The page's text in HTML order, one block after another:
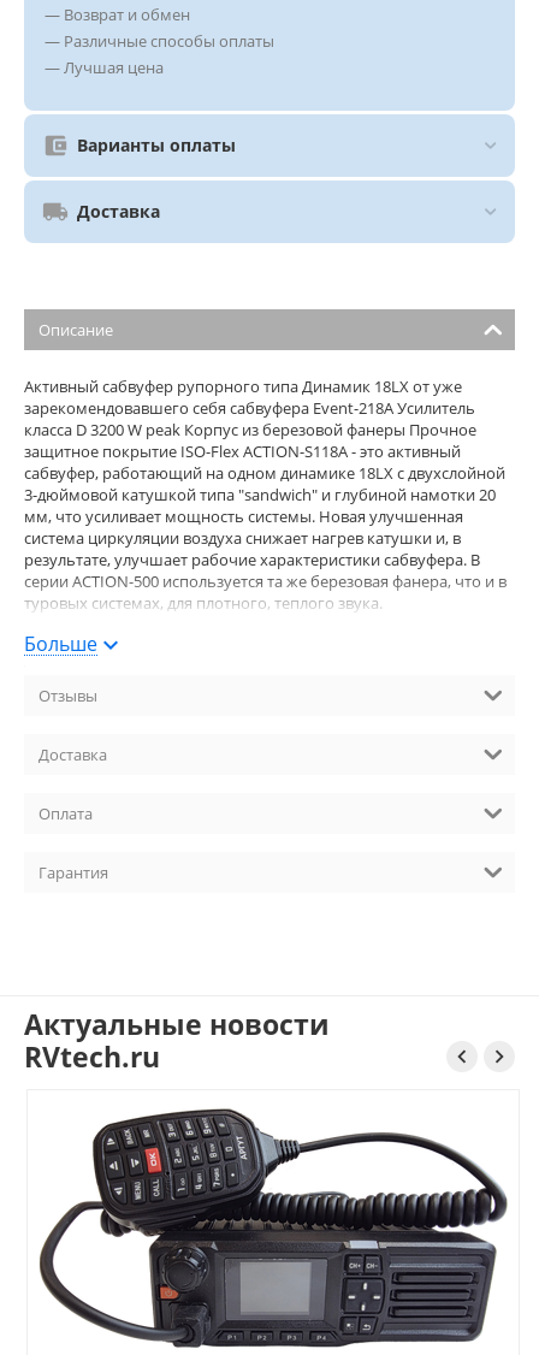
— Возврат и обмен
— Различные способы оплаты
— Лучшая цена
Варианты оплаты
Доставка
Описание
Активный сабвуфер рупорного типа Динамик 18LX от уже
зарекомендовавшего себя сабвуфера Event-218A Усилитель
класса D 3200 W peak Корпус из березовой фанеры Прочное
защитное покрытие ISO-Flex ACTION-S118А - это активный
сабвуфер, работающий на одном динамике 18LX с двухслойной
3-дюймовой катушкой типа "sandwich" и глубиной намотки 20
мм, что усиливает мощность системы. Новая улучшенная
система циркуляции воздуха снижает нагрев катушки и, в
результате, улучшает рабочие характеристики сабвуфера. В
серии ACTION-500 используется та же березовая фанера, что и в
туровых системах, для плотного, теплого звука.
Описание модели: активный сабвуфер Мощность RMS/пик, Вт:
3200 Вт пик Класс усилителя: D Звуковое давление (SPL 1 Вт/1 м),
Вход: INPUT: 2 X Female XLR combo 6.3 mm Jack AC INPUT:
powerCON Материал корпуса: березовая фанера Отделка
корпуса: защитное покрытие ISO-Flex Размер (ШхВхГ), мм: 690; х;
Испания Наличие: под заказ
Больше
Отзывы
Доставка
Оплата
Гарантия
Актуальные новости
RVtech.ru
 